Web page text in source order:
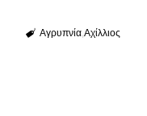
Αγρυπνία Αχίλλιος